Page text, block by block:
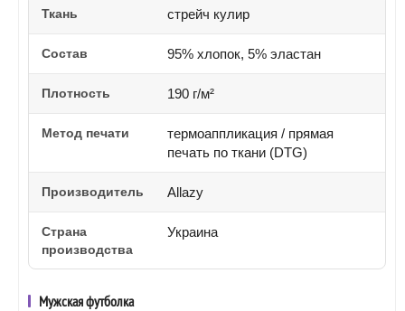
Ткань стрейч кулир
Состав 95% хлопок, 5% эластан
Плотность 190 г/м²
Метод печати
термоаппликация / прямая
печать по ткани (DTG)
Производитель Allazy
Страна
производства
Украина
Мужская футболка